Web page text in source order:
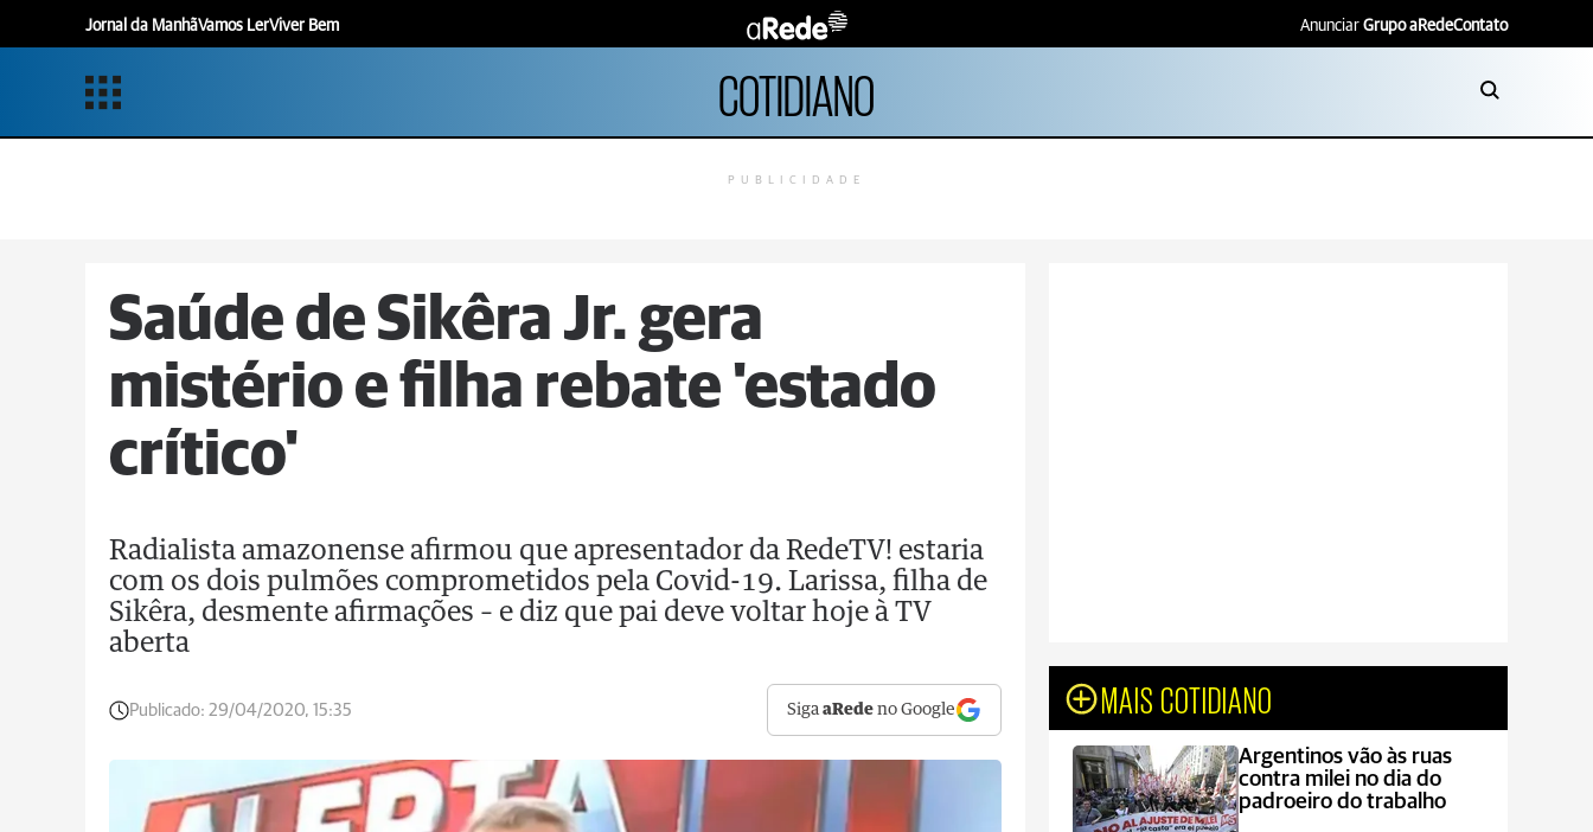
Jornal da ManhãVamos LerViver Bem Anunciar Grupo aRedeContato
COTIDIANO
PUBLICIDADE
Saúde de Sikêra Jr. gera
mistério e filha rebate 'estado
crítico'
Radialista amazonense afirmou que apresentador da RedeTV! estaria
com os dois pulmões comprometidos pela Covid-19. Larissa, filha de
Sikêra, desmente afirmações – e diz que pai deve voltar hoje à TV
aberta
Publicado: 29/04/2020, 15:35 SigaaRede no Google MAIS COTIDIANO
Argentinos vão às ruas
contra milei no dia do
padroeiro do trabalho